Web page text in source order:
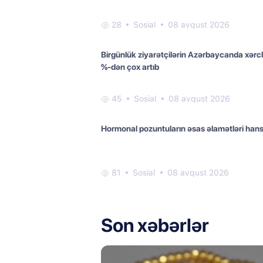
28 Sosial 08 avqust 2026
Birgünlük ziyarətçilərin Azərbaycanda
%-dən çox artıb
45 Sosial 08 avqust 2026
Hormonal pozuntuların əsas əlamətləri
81 Sosial 08 avqust 2026
Son xəbərlər